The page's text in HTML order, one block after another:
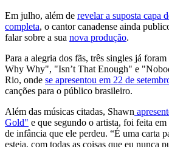
Em julho, além de revelar a suposta capa
completa, o cantor canadense ainda
falar sobre a sua nova produção.
Para a alegria dos fãs, três singles já
Why Why", "Isn’t That Enough" e
Rio, onde se apresentou em 22 de
canções para o público brasileiro.
Além das músicas citadas, Shawn
Gold" e que segundo o artista, foi feita
de infância que ele perdeu. “É uma carta
esteja, com todas as coisas que eu nunca